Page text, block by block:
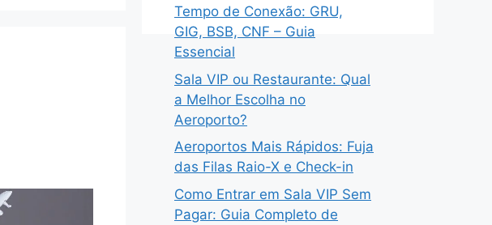
Tempo de Conexão: GRU,
GIG, BSB, CNF – Guia
Essencial
Sala VIP ou Restaurante: Qual
a Melhor Escolha no
Aeroporto?
Aeroportos Mais Rápidos: Fuja
das Filas Raio-X e Check-in
Como Entrar em Sala VIP Sem
Pagar: Guia Completo de